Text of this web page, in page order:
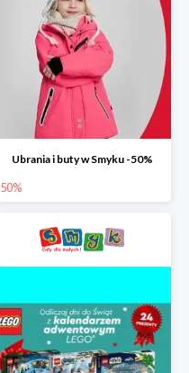
Ubrania i buty w Smyku -50%
50%